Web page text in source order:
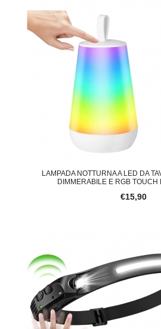
LAMPADA NOTTURNA A LED DA
DIMMERABILE E RGB TOUCH
€15,90